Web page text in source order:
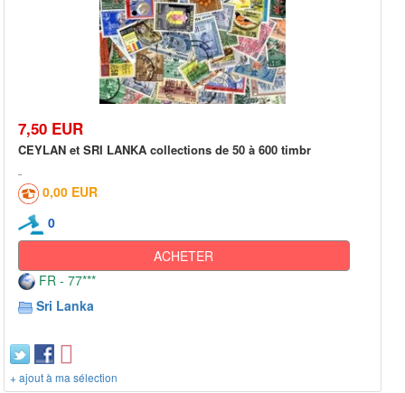
7,50 EUR
CEYLAN et SRI LANKA collections de 50 à 600 timbr
0,00 EUR
0
ACHETER
FR - 77***
Sri Lanka
+ ajout à ma sélection